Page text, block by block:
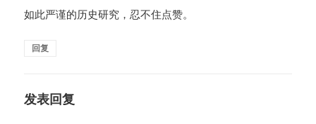
如此严谨的历史研究，忍不住点赞。
回复
发表回复